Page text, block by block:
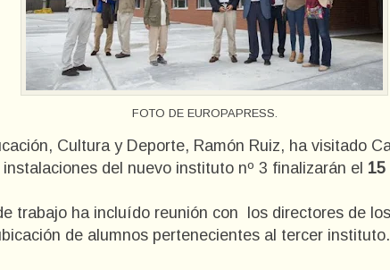
FOTO DE EUROPAPRESS.
Cultura y Deporte, Ramón Ruiz, ha visitado
del nuevo instituto nº 3 finalizarán el 15
trabajo ha incluído reunión con los directores de
de alumnos pertenecientes al tercer instituto.